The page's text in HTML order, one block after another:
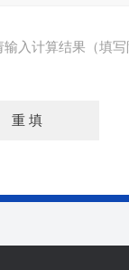
输入计算结果（填